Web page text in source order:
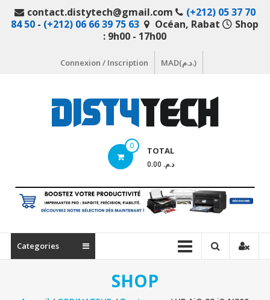
contact.distytech@gmail.com
(+212) 05 37 70
84 50 - (+212) 06 66 39 75 63 Océan, Rabat
Shop
: 9h00 - 17h00
Connexion / Inscription MAD(د.م.)
en
ligne
matériel
informatique
0 TOTAL
د.م. 0.00
Categories
SHOP